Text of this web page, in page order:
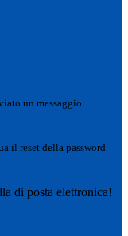
un messaggio
il reset della password
di posta elettronica!